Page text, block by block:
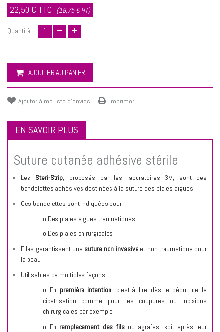
22,50 € TTC (18,75 € HT)
Quantité :
AJOUTER AU PANIER
Ajouter à ma liste d'envies Imprimer
EN SAVOIR PLUS
Suture cutanée adhésive stérile
Les Steri-Strip, proposés par les laboratoires 3M, sont des
bandelettes adhésives destinées à la suture des plaies aigües
Ces bandelettes sont indiquées pour :
o Des plaies aiguës traumatiques
o Des plaies chirurgicales
Elles garantissent une suture non invasiveet non traumatique pour
la peau
Utilisables de multiples façons :
o En première intention, c’est-à-dire dès le début de la
cicatrisation comme pour les coupures ou incisions
chirurgicales par exemple
o En remplacement des filsou agrafes, soit après leur